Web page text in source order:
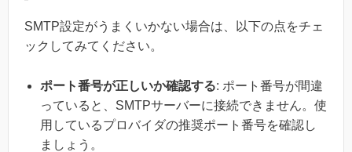
SMTP設定がうまくいかない場合は、以下の点をチェ
ックしてみてください。
ポート番号が正しいか確認する: ポート番号が間違
っていると、SMTPサーバーに接続できません。使
用しているプロバイダの推奨ポート番号を確認し
ましょう。